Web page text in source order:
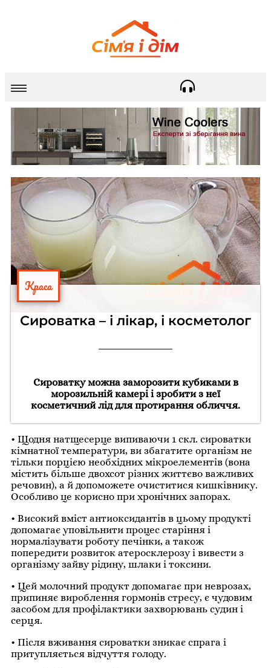
Краса
Сироватка – і лікар, і косметолог
Сироватку можна заморозити кубиками в
морозильній камері і зробити з неї
косметичний лід для протирання обличчя.
• Щодня натщесерце випиваючи 1 скл. сироватки
кімнатної температури, ви збагатите організм не
тільки порцією необхідних мікроелементів (вона
містить більше двохсот різних життєво важливих
речовин), а й допоможете очиститися кишківнику.
Особливо це корисно при хронічних запорах.
• Високий вміст антиоксидантів в цьому продукті
допомагає уповільнити процес старіння і
нормалізувати роботу печінки, а також
попередити розвиток атеросклерозу і вивести з
організму зайву рідину, шлаки і токсини.
• Цей молочний продукт допомагає при неврозах,
припиняє вироблення гормонів стресу, є чудовим
засобом для профілактики захворювань судин і
серця.
• Після вживання сироватки зникає спрага і
притупляється відчуття голоду.